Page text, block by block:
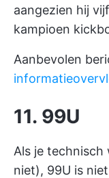
aangezien hij
kampioen
Aanbevolen
11. 99U
Als je
niet), 99U is